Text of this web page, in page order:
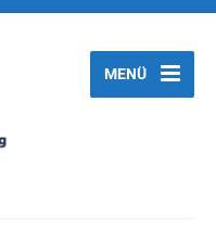
MENÜ